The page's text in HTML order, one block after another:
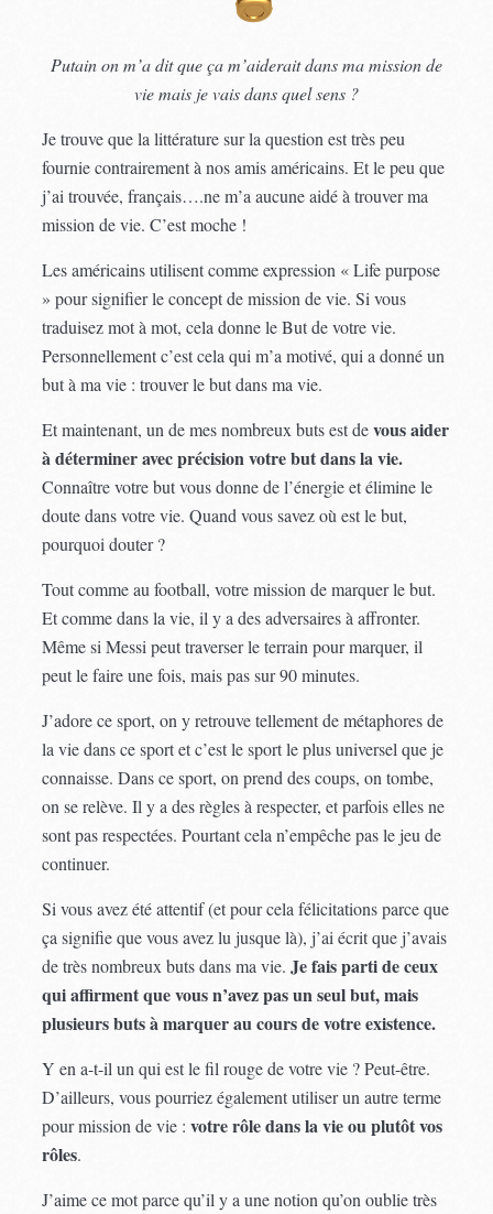
Putain on m’a dit que ça m’aiderait dans ma mission de
vie mais je vais dans quel sens ?
Je trouve que la littérature sur la question est très peu
fournie contrairement à nos amis américains. Et le peu que
j’ai trouvée, français….ne m’a aucune aidé à trouver ma
mission de vie. C’est moche !
Les américains utilisent comme expression « Life purpose
» pour signifier le concept de mission de vie. Si vous
traduisez mot à mot, cela donne le But de votre vie.
Personnellement c’est cela qui m’a motivé, qui a donné un
but à ma vie : trouver le but dans ma vie.
Et maintenant, un de mes nombreux buts est devous aider
à déterminer avec précision votre but dans la vie.
Connaître votre but vous donne de l’énergie et élimine le
doute dans votre vie. Quand vous savez où est le but,
pourquoi douter ?
Tout comme au football, votre mission de marquer le but.
Et comme dans la vie, il y a des adversaires à affronter.
Même si Messi peut traverser le terrain pour marquer, il
peut le faire une fois, mais pas sur 90 minutes.
J’adore ce sport, on y retrouve tellement de métaphores de
la vie dans ce sport et c’est le sport le plus universel que je
connaisse. Dans ce sport, on prend des coups, on tombe,
on se relève. Il y a des règles à respecter, et parfois elles ne
sont pas respectées. Pourtant cela n’empêche pas le jeu de
continuer.
Si vous avez été attentif (et pour cela félicitations parce que
ça signifie que vous avez lu jusque là), j’ai écrit que j’avais
de très nombreux buts dans ma vie.Je fais parti de ceux
qui affirment que vous n’avez pas un seul but, mais
plusieurs buts à marquer au cours de votre existence.
Y en a-t-il un qui est le fil rouge de votre vie ? Peut-être.
D’ailleurs, vous pourriez également utiliser un autre terme
pour mission de vie :votre rôle dans la vie ou plutôt vos
rôles.
J’aime ce mot parce qu’il y a une notion qu’on oublie très